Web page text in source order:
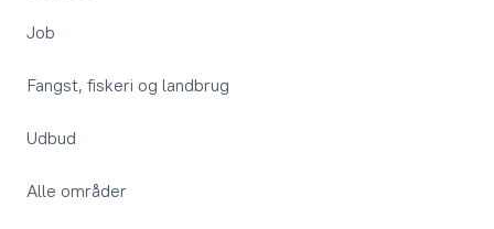
Job
Fangst, fiskeri og landbrug
Udbud
Alle områder